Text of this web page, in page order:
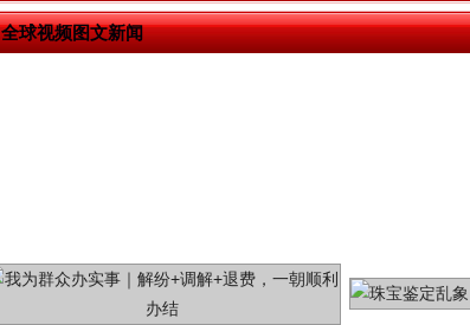
全球视频图文新闻